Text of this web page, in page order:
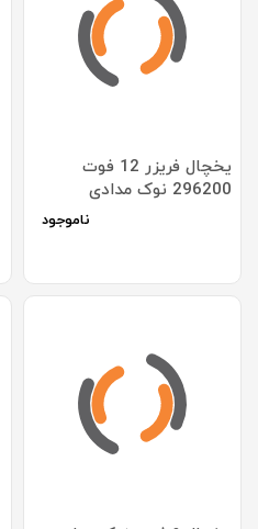
یخچال فریزر 12 فوت
296200 نوک مدادی
ناموجود